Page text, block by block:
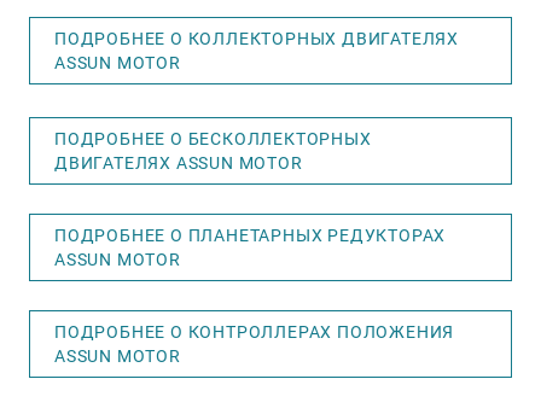
ПОДРОБНЕЕ О КОЛЛЕКТОРНЫХ ДВИГАТЕЛЯХ
ASSUN MOTOR
ПОДРОБНЕЕ О БЕСКОЛЛЕКТОРНЫХ
ДВИГАТЕЛЯХ ASSUN MOTOR
ПОДРОБНЕЕ О ПЛАНЕТАРНЫХ РЕДУКТОРАХ
ASSUN MOTOR
ПОДРОБНЕЕ О КОНТРОЛЛЕРАХ ПОЛОЖЕНИЯ
ASSUN MOTOR